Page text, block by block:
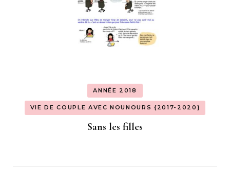
ANNÉE 2018
VIE DE COUPLE AVEC NOUNOURS {2017-2020}
Sans les filles